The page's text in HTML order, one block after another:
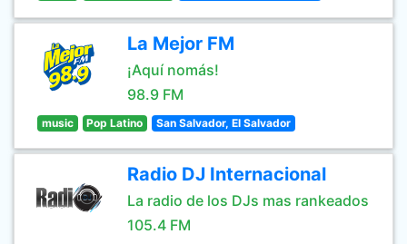
La Mejor FM
¡Aquí nomás!
98.9 FM
music Pop Latino San Salvador, El Salvador
Radio DJ Internacional
La radio de los DJs mas rankeados
105.4 FM